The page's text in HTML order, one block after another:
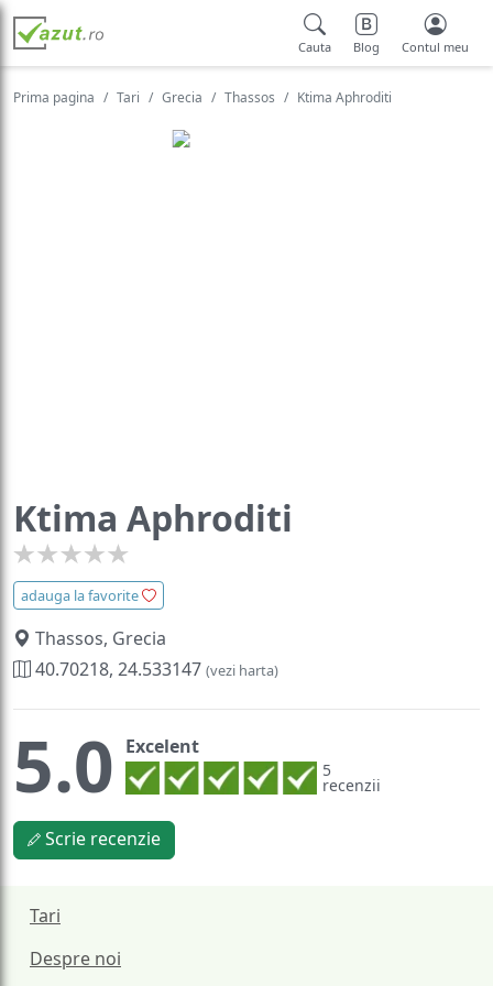
Cauta Blog Contul meu
Prima pagina Tari Grecia Thassos Ktima Aphroditi
Ktima Aphroditi
adauga la favorite
Thassos, Grecia
40.70218, 24.533147 (vezi harta)
5.0 Excelent
5
recenzii
Scrie recenzie
Tari
Despre noi